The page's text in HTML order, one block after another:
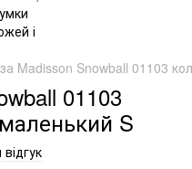
Madisson Snowball 01103
01103
S